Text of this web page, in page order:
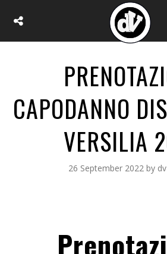
CAPODANNO
VERSILIA
26 September 2022 by dv